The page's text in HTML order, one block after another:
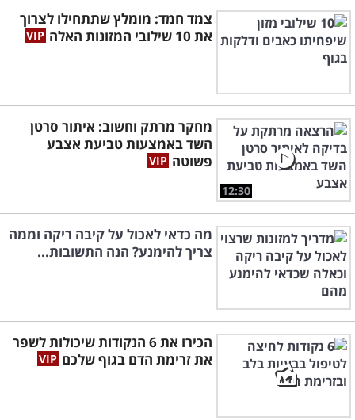
צמד חמד: מומלץ שתתחילו לצרוך
את 10 שילובי המזונות האלה
12:30
מחקר מרתק וחשוב: איתור סרטן
השד באמצעות טביעת אצבע
פשוטה
מה כדאי לאכול על קיבה ריקה וממה
צריך להימנע? הנה התשובות...
הכירו את 6 הנקודות שיכולות לשפר
את זרימת הדם בגוף שלכם